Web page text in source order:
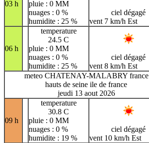
03 h
pluie : 0 MM
nuages : 0 %
humidite : 25 %
ciel dégagé
vent 7 km/h Est
06 h
temperature
24.5 C
pluie : 0 MM
nuages : 0 %
humidite : 25 %
ciel dégagé
vent 8 km/h Est
meteo CHATENAY-MALABRY france
hauts de seine ile de france
jeudi 13 aout 2026
09 h
temperature
30.8 C
pluie : 0 MM
nuages : 0 %
humidite : 19 %
ciel dégagé
vent 10 km/h Est